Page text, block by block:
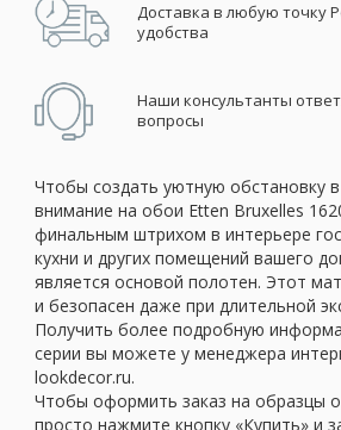
Доставка в любую точку
удобства
Наши консультанты
вопросы
Чтобы создать уютную обстановку
внимание на обои Etten Bruxelles
финальным штрихом в интерьере
кухни и других помещений вашего
является основой полотен. Этот
и безопасен даже при длительной
Получить более подробную
серии вы можете у менеджера
lookdecor.ru.
Чтобы оформить заказ на образцы
просто нажмите кнопку «Купить» и